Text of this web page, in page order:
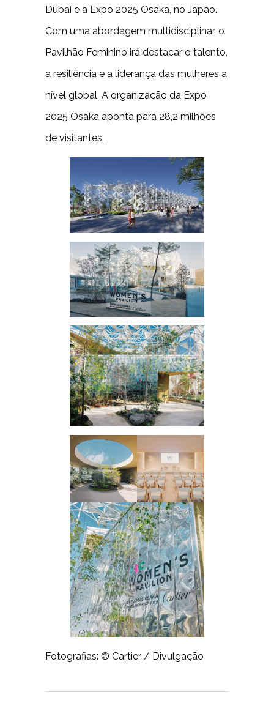
Dubai e a Expo 2025 Osaka, no Japão.
Com uma abordagem multidisciplinar, o
Pavilhão Feminino irá destacar o talento,
a resiliência e a liderança das mulheres a
nível global. A organização da Expo
2025 Osaka aponta para 28,2 milhões
de visitantes.
Fotografias: © Cartier / Divulgação